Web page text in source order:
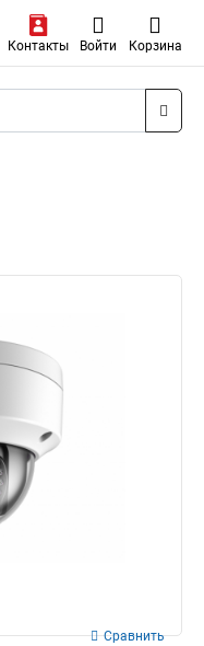
Контакты Войти Корзина
Сравнить